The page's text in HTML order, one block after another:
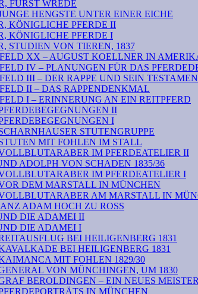
FÜRST WREDE
HENGSTE UNTER EINER EICHE
KÖNIGLICHE PFERDE II
KÖNIGLICHE PFERDE I
STUDIEN VON TIEREN, 1837
XX – AUGUST KOELLNER IN
IV – PLANUNGEN FÜR DAS
III – DER RAPPE UND SEIN
II – DAS RAPPENDENKMAL
I – ERINNERUNG AN EIN REITPFERD
II
I
STUTENGRUPPE
MIT FOHLEN IM STALL
IM PFERDEATELIER II
ADOLPH VON SCHADEN 1835/36
IM PFERDEATELIER I
DEM MARSTALL IN MÜNCHEN
AM MARSTALL IN
ADAM HOCH ZU ROSS
DIE ADAMEI II
DIE ADAMEI I
BEI HEILIGENBERG 1831
BEI HEILIGENBERG 1831
MIT FOHLEN 1829/30
VON MÜNCHINGEN, UM 1830
BEROLDINGEN – EIN NEUES
IN MÜNCHEN